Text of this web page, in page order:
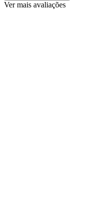
Ver mais avaliações